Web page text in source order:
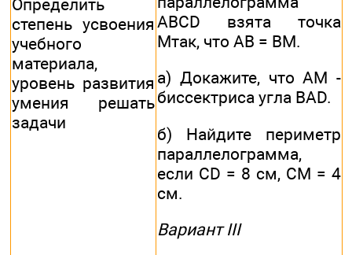
Определить
степень усвоения
учебного
материала,
уровень развития
умения решать
задачи
ABCD взята точка
Мтак, что АВ = ВМ.
а) Докажите, что AM -
биссектриса угла BAD.
б) Найдите периметр
параллелограмма,
если CD = 8 см, СМ = 4
см.
Вариант III